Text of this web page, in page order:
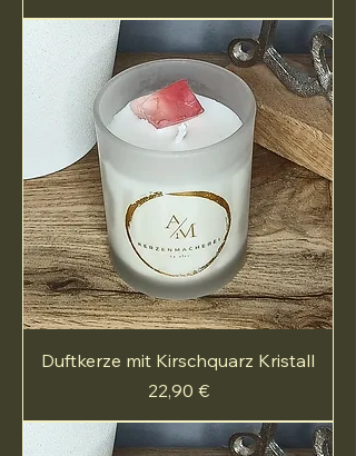
Duftkerze mit Kirschquarz Kristall
Preis
22,90 €